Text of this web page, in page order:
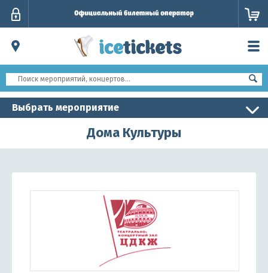
Выбрать мероприятие
Дома Культуры